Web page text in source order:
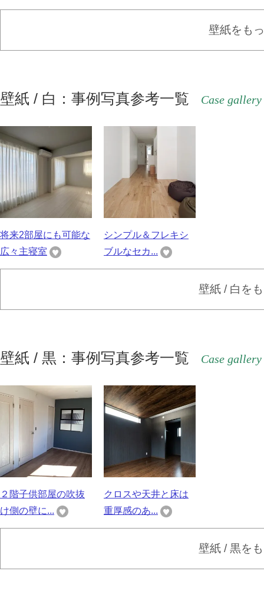
壁紙をも
壁紙 / 白：事例写真参考一覧 Case gallery
将来2部屋にも可能な
広々主寝室
シンプル＆フレキシ
ブルなセカ...
壁紙 / 白を
壁紙 / 黒：事例写真参考一覧 Case gallery
２階子供部屋の吹抜
け側の壁に...
クロスや天井と床は
重厚感のあ...
壁紙 / 黒を